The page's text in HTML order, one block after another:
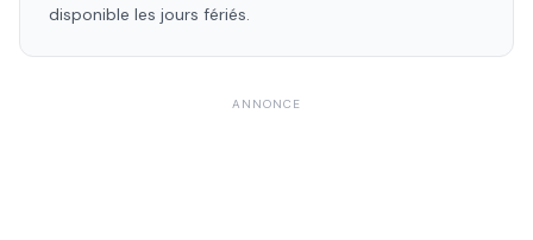
disponible les jours fériés.
ANNONCE